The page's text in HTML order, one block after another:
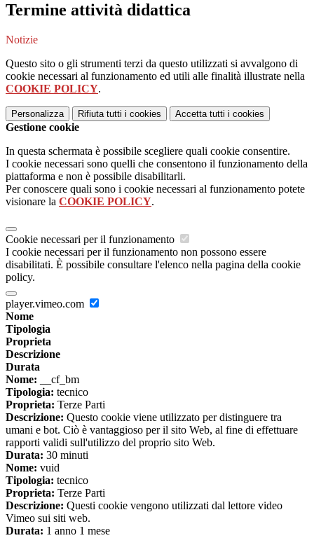
Termine attività didattica
Notizie
Questo sito o gli strumenti terzi da questo utilizzati si avvalgono di
cookie necessari al funzionamento ed utili alle finalità illustrate nella
COOKIE POLICY.
Personalizza Rifiuta tutti i cookies Accetta tutti i cookies
Gestione cookie
In questa schermata è possibile scegliere quali cookie consentire.
I cookie necessari sono quelli che consentono il funzionamento della
piattaforma e non è possibile disabilitarli.
Per conoscere quali sono i cookie necessari al funzionamento potete
visionare la COOKIE POLICY.
Cookie necessari per il funzionamento
I cookie necessari per il funzionamento non possono essere
disabilitati. È possibile consultare l'elenco nella pagina della cookie
policy.
player.vimeo.com
Nome
Tipologia
Proprieta
Descrizione
Durata
Nome: __cf_bm
Tipologia: tecnico
Proprieta: Terze Parti
Descrizione: Questo cookie viene utilizzato per distinguere tra
umani e bot. Ciò è vantaggioso per il sito Web, al fine di effettuare
rapporti validi sull'utilizzo del proprio sito Web.
Durata: 30 minuti
Nome: vuid
Tipologia: tecnico
Proprieta: Terze Parti
Descrizione: Questi cookie vengono utilizzati dal lettore video
Vimeo sui siti web.
Durata: 1 anno 1 mese